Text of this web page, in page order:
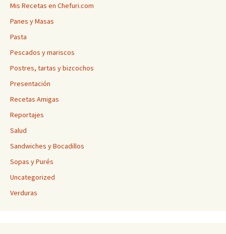
Mis Recetas en Chefuri.com
Panes y Masas
Pasta
Pescados y mariscos
Postres, tartas y bizcochos
Presentación
Recetas Amigas
Reportajes
Salud
Sandwiches y Bocadillos
Sopas y Purés
Uncategorized
Verduras